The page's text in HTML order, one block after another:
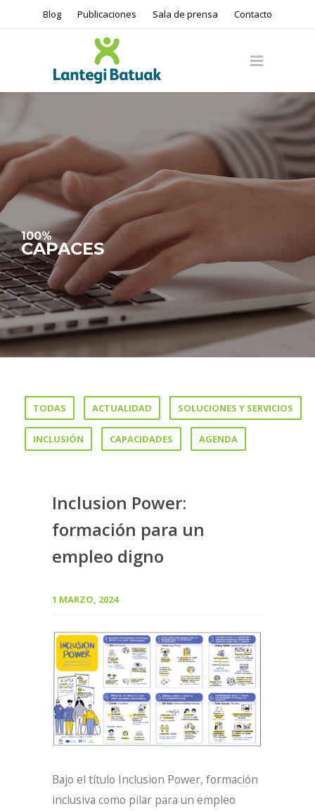
Blog Publicaciones Sala de prensa Contacto
100%
CAPACES
TODAS ACTUALIDAD SOLUCIONES Y SERVICIOS
INCLUSIÓN CAPACIDADES AGENDA
Inclusion Power:
formación para un
empleo digno
1 MARZO, 2024
Bajo el título Inclusion Power, formación
inclusiva como pilar para un empleo